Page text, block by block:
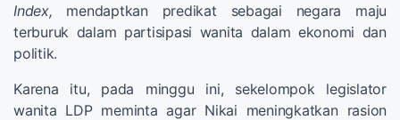
Index, mendaptkan predikat sebagai negara maju
terburuk dalam partisipasi wanita dalam ekonomi dan
politik.
Karena itu, pada minggu ini, sekelompok legislator
wanita LDP meminta agar Nikai meningkatkan rasion